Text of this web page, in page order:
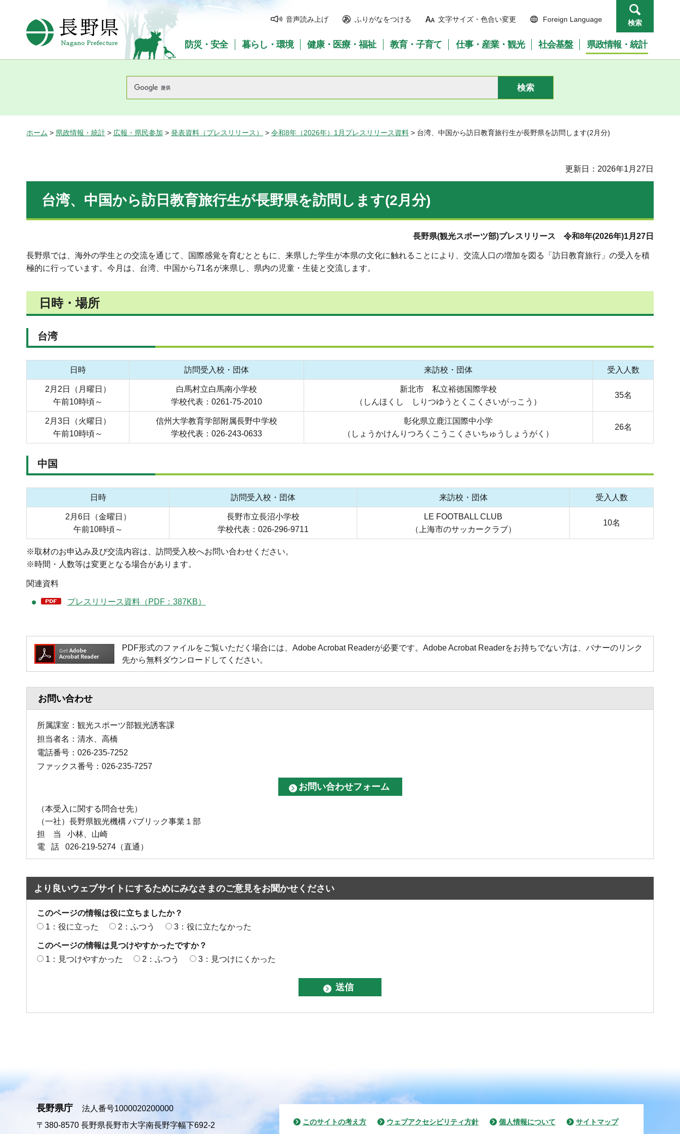
長野県Nagano Prefecture
音声読み上げ ふりがなをつける 文字サイズ・色合い変更 Foreign Language 検索
防災・安全 暮らし・環境 健康・医療・福祉 教育・子育て 仕事・産業・観光 社会基盤 県政情報・統計
ホーム > 県政情報・統計 > 広報・県民参加 > 発表資料（プレスリリース） > 令和8年（2026年）1月プレスリリース資料 > 台湾、中国から訪日教育旅行生が長野県を訪問します(2月分)
更新日：2026年1月27日
台湾、中国から訪日教育旅行生が長野県を訪問します(2月分)
長野県(観光スポーツ部)プレスリリース 令和8年(2026年)1月27日
長野県では、海外の学生との交流を通じて、国際感覚を育むとともに、来県した学生が本県の文化に触れることにより、交流人口の増加を図る「訪日教育旅行」の受入を積
極的に行っています。今月は、台湾、中国から71名が来県し、県内の児童・生徒と交流します。
日時・場所
台湾
日時 訪問受入校・団体 来訪校・団体 受入人数
2月2日（月曜日）
午前10時頃～
白馬村立白馬南小学校
学校代表：0261-75-2010
新北市 私立裕徳国際学校
（しんほくし しりつゆうとくこくさいがっこう）
35名
2月3日（火曜日）
午前10時頃～
信州大学教育学部附属長野中学校
学校代表：026-243-0633
彰化県立鹿江国際中小学
（しょうかけんりつろくこうこくさいちゅうしょうがく）
26名
中国
日時 訪問受入校・団体 来訪校・団体 受入人数
2月6日（金曜日）
午前10時頃～
長野市立長沼小学校
学校代表：026-296-9711
LE FOOTBALL CLUB
（上海市のサッカークラブ）
10名
※取材のお申込み及び交流内容は、訪問受入校へお問い合わせください。
※時間・人数等は変更となる場合があります。
関連資料
プレスリリース資料（PDF：387KB）
PDF形式のファイルをご覧いただく場合には、Adobe Acrobat Readerが必要です。Adobe Acrobat Readerをお持ちでない方は、バナーのリンク
先から無料ダウンロードしてください。
お問い合わせ
所属課室：観光スポーツ部観光誘客課
担当者名：清水、高橋
電話番号：026-235-7252
ファックス番号：026-235-7257
（本受入に関する問合せ先）
（一社）長野県観光機構 パブリック事業１部
担 当 小林、山崎
電 話 026-219-5274（直通）
より良いウェブサイトにするためにみなさまのご意見をお聞かせください
このページの情報は役に立ちましたか？
1：役に立った
2：ふつう 3：役に立たなかった
このページの情報は見つけやすかったですか？
1：見つけやすかった
2：ふつう 3：見つけにくかった
長野県庁
法人番号1000020200000
〒380-8570 長野県長野市大字南長野字幅下692-2 このサイトの考え方 ウェブアクセシビリティ方針 個人情報について サイトマップ